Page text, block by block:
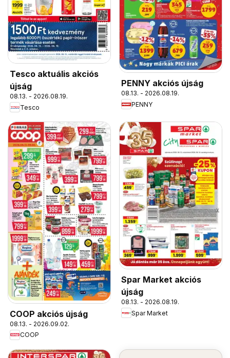
Tesco aktuális akciós
újság
08.13. - 2026.08.19.
Tesco
PENNY akciós újság
08.13. - 2026.08.19.
PENNY
COOP akciós újság
08.13. - 2026.09.02.
COOP
Spar Market akciós
újság
08.13. - 2026.08.19.
Spar Market